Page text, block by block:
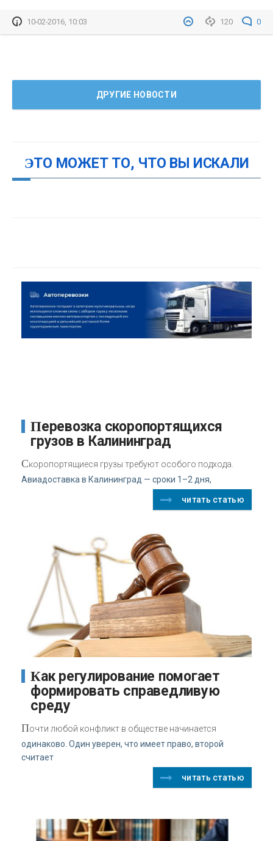
120 0
10-02-2016, 10:03
ДРУГИЕ НОВОСТИ
ЭТО МОЖЕТ ТО, ЧТО ВЫ ИСКАЛИ
Перевозка скоропортящихся
грузов в Калининград
Скоропортящиеся грузы требуют особого подхода.
Авиадоставка в Калининград — сроки 1–2 дня,
читать статью
Как регулирование помогает
формировать справедливую
среду
Почти любой конфликт в обществе начинается
одинаково. Один уверен, что имеет право, второй
считает
читать статью